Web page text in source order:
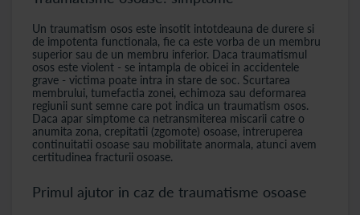
Un traumatism osos este insotit intotdeauna de durere si
de impotenta functionala, fie ca este vorba de un membru
superior sau de un membru inferior. Daca traumatismul
osos este violent - se intampla de obicei in accidentele
grave - victima poate intra in stare de soc. Scurtarea
membrului, tumefactia zonei, echimoza sau deformarea
regiunii sunt semne care pot indica un traumatism osos.
Daca apar simptome ca netransmiterea miscarii catre o
anumita zona, crepitatii (zgomote) osoase, intreruperea
continuitatii osoase sau mobilitate anormala, atunci avem
certitudinea fracturii osoase.
Primul ajutor in caz de traumatisme osoase